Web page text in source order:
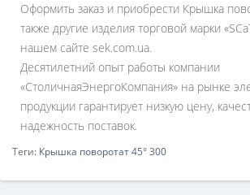
Оформить заказ и приобрести Крышка
также другие изделия торговой марки
нашем сайте sek.com.ua.
Десятилетний опыт работы компании
«СтоличнаяЭнергоКомпания» на рынке
продукции гарантирует низкую цену,
надежность поставок.
Теги: Крышка поворотат 45° 300